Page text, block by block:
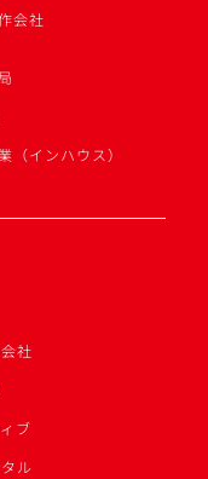
会社
（インハウス）
社
ブ
ル